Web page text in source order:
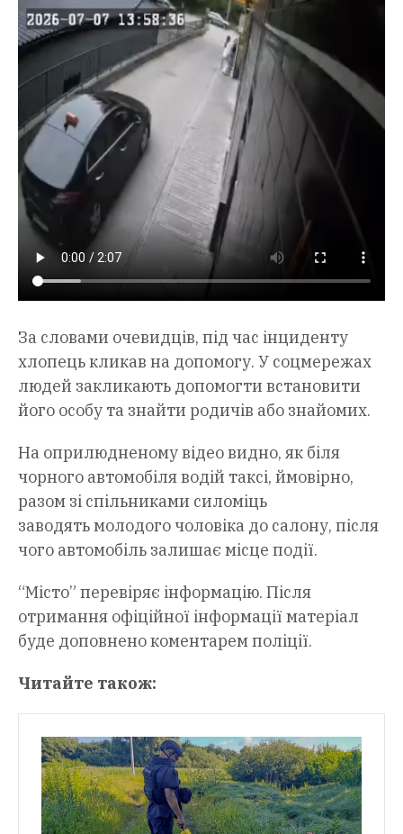
За словами очевидців, під час інциденту
хлопець кликав на допомогу. У соцмережах
людей закликають допомогти встановити
його особу та знайти родичів або знайомих.
На оприлюдненому відео видно, як біля
чорного автомобіля водій таксі, ймовірно,
разом зі спільниками силоміць
заводять молодого чоловіка до салону, після
чого автомобіль залишає місце події.
“Місто” перевіряє інформацію. Після
отримання офіційної інформації матеріал
буде доповнено коментарем поліції.
Читайте також: